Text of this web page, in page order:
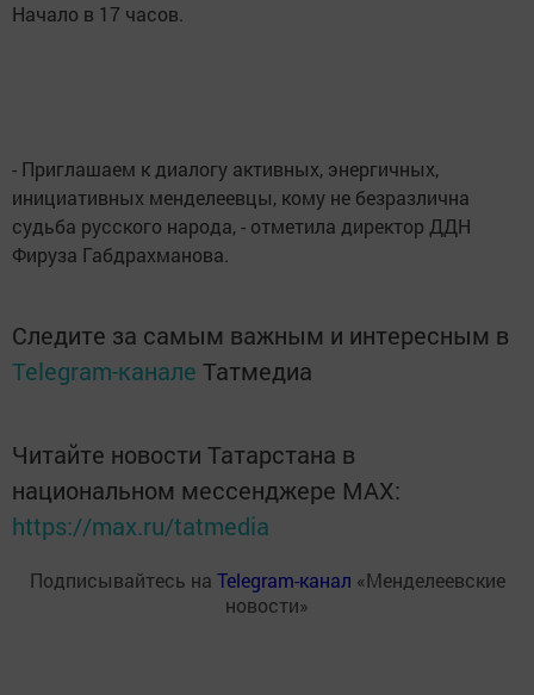
Начало в 17 часов.
- Приглашаем к диалогу активных, энергичных,
инициативных менделеевцы, кому не безразлична
судьба русского народа, - отметила директор ДДН
Фируза Габдрахманова.
Следите за самым важным и интересным в
Telegram-канале Татмедиа
Читайте новости Татарстана в
национальном мессенджере MАХ:
https://max.ru/tatmedia
Подписывайтесь на Telegram-канал «Менделеевские
новости»